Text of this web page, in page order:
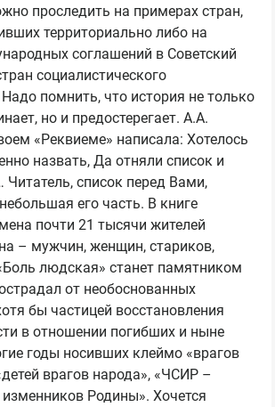
проследить на примерах стран,
территориально либо на
соглашений в Советский
социалистического
помнить, что история не только
но и предостерегает. А.А.
«Реквиеме» написала: Хотелось
назвать, Да отняли список и
Читатель, список перед Вами,
его часть. В книге
почти 21 тысячи жителей
– мужчин, женщин, стариков,
людская» станет памятником
от необоснованных
бы частицей восстановления
в отношении погибших и ныне
годы носивших клеймо «врагов
врагов народа», «ЧСИР –
Родины». Хочется